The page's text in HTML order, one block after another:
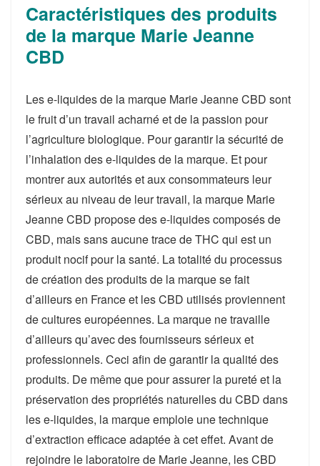
Caractéristiques des produits
de la marque Marie Jeanne
CBD
Les e-liquides de la marque Marie Jeanne CBD sont
le fruit d’un travail acharné et de la passion pour
l’agriculture biologique. Pour garantir la sécurité de
l’inhalation des e-liquides de la marque. Et pour
montrer aux autorités et aux consommateurs leur
sérieux au niveau de leur travail, la marque Marie
Jeanne CBD propose des e-liquides composés de
CBD, mais sans aucune trace de THC qui est un
produit nocif pour la santé. La totalité du processus
de création des produits de la marque se fait
d’ailleurs en France et les CBD utilisés proviennent
de cultures européennes. La marque ne travaille
d’ailleurs qu’avec des fournisseurs sérieux et
professionnels. Ceci afin de garantir la qualité des
produits. De même que pour assurer la pureté et la
préservation des propriétés naturelles du CBD dans
les e-liquides, la marque emploie une technique
d’extraction efficace adaptée à cet effet. Avant de
rejoindre le laboratoire de Marie Jeanne, les CBD